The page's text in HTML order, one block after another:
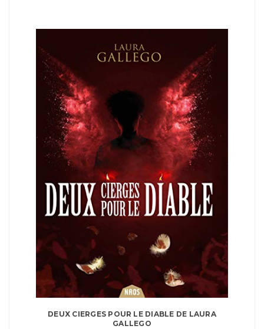
DEUX CIERGES POUR LE DIABLE DE LAURA
GALLEGO